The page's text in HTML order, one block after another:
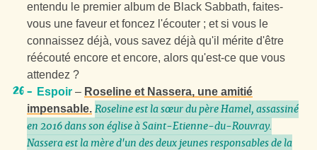
entendu le premier album de Black Sabbath, faites-
vous une faveur et foncez l'écouter ; et si vous le
connaissez déjà, vous savez déjà qu'il mérite d'être
réécouté encore et encore, alors qu'est-ce que vous
attendez ?
Espoir – Roseline et Nassera, une amitié
impensable. Roseline est la sœur du père Hamel, assassiné
en 2016 dans son église à Saint-Etienne-du-Rouvray.
Nassera est la mère d'un des deux jeunes responsables de la